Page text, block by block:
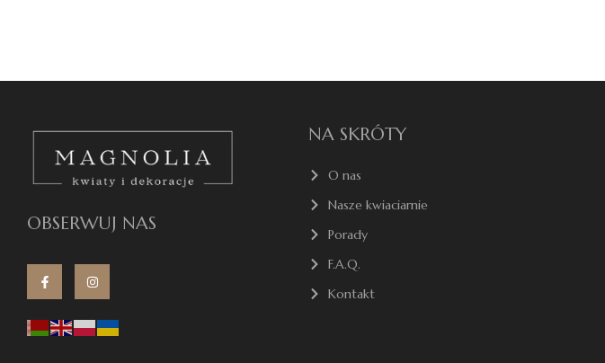
OBSERWUJ NAS
NA SKRÓTY
O nas
Nasze kwiaciarnie
Porady
F.A.Q.
Kontakt